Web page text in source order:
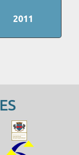
2011